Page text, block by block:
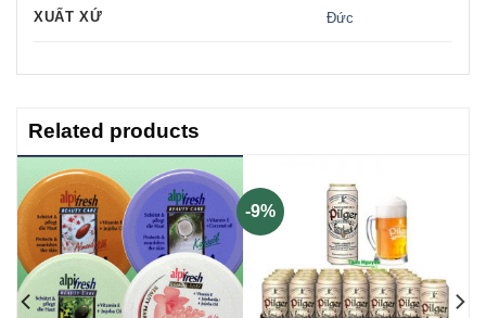
XUẤT XỨ Đức
Related products
-9%